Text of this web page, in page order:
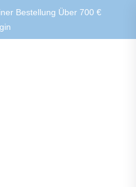
Bestellung Über 700 €